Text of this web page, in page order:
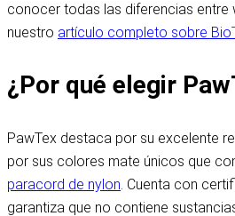
conocer todas las diferencias entre
nuestro artículo completo sobre
¿Por qué elegir
PawTex destaca por su excelente
por sus colores mate únicos que
paracord de nylon . Cuenta con
garantiza que no contiene